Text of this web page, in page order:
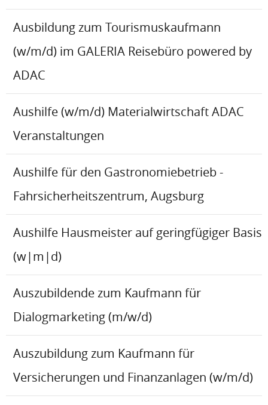
Ausbildung zum Tourismuskaufmann
(w/m/d) im GALERIA Reisebüro powered by
ADAC
Aushilfe (w/m/d) Materialwirtschaft ADAC
Veranstaltungen
Aushilfe für den Gastronomiebetrieb -
Fahrsicherheitszentrum, Augsburg
Aushilfe Hausmeister auf geringfügiger Basis
(w|m|d)
Auszubildende zum Kaufmann für
Dialogmarketing (m/w/d)
Auszubildung zum Kaufmann für
Versicherungen und Finanzanlagen (w/m/d)